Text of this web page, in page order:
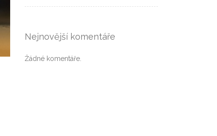
Nejnovější komentáře
Žádné komentáře.